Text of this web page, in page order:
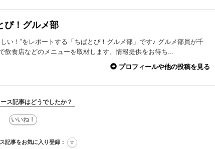
ぴ！グルメ部
い！”をレポートする「ちばとぴ！グルメ部」です♪ グルメ部員が千
飲食店などのメニューを取材します。情報提供をお待ち...
プロフィールや他の投稿を見る
ス記事はどうでしたか？
記事をお気に入り登録：